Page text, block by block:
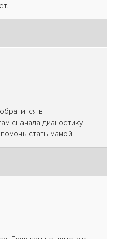
в
сначала дианостику
стать мамой.